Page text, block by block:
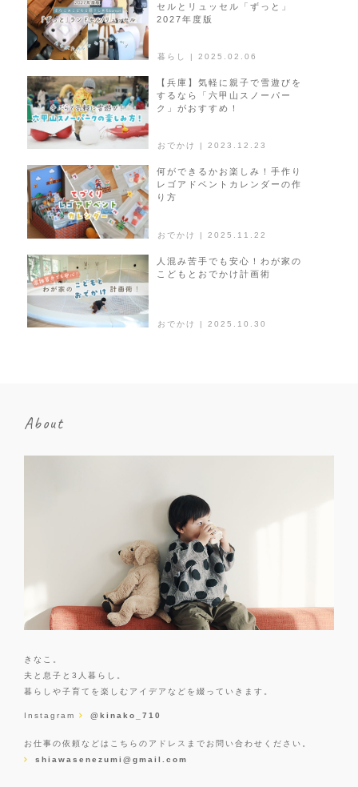
ョ
ン
暮らし | 2025.02.06
セルとリュッセル「ずっと」
2027年度版
おでかけ | 2023.12.23
【兵庫】気軽に親子で雪遊びを
するなら「六甲山スノーパー
ク」がおすすめ！
おでかけ | 2025.11.22
何ができるかお楽しみ！手作り
レゴアドベントカレンダーの作
り方
おでかけ | 2025.10.30
人混み苦手でも安心！わが家の
こどもとおでかけ計画術
About
きなこ。
夫と息子と3人暮らし。
暮らしや子育てを楽しむアイデアなどを綴っていきます。
Instagram @kinako_710
お仕事の依頼などはこちらのアドレスまでお問い合わせください。
shiawasenezumi@gmail.com